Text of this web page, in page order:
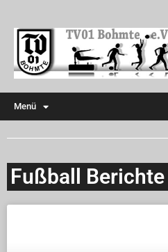
Menü
Fußball Berichte